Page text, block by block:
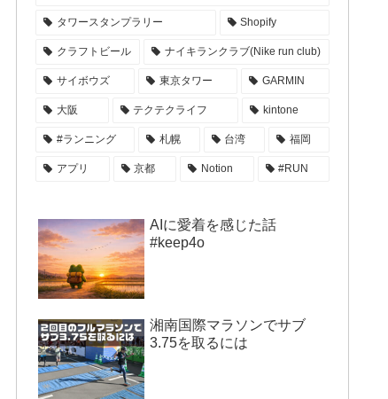
タワースタンプラリー Shopify
クラフトビール ナイキランクラブ(Nike run club)
サイボウズ 東京タワー GARMIN
大阪 テクテクライフ kintone
#ランニング 札幌 台湾 福岡
アプリ 京都 Notion #RUN
AIに愛着を感じた話
#keep4o
湘南国際マラソンでサブ
3.75を取るには